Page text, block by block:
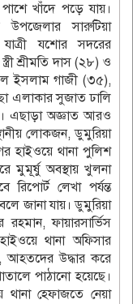
খাঁদে পড়ে যায়।
সারুটিয়া
যশোর সদরের
শ্রীমতি দাস (২৮) ও
ইসলাম গাজী (৩৫),
এলাকার সুজাত ঢালি
এছাড়া অজ্ঞাত আরও
লোকজন, ডুমুরিয়া
হাইওয়ে থানা পুলিশ
মুমূর্ষু অবস্থায় খুলনা
লেখা পর্যন্ত
জানা যায়। ডুমুরিয়া
ফায়ারসার্ভিস
থানা অফিসার
আহতদের উদ্ধার করে
পাঠানো হয়েছে।
থানা হেফাজতে নেয়া